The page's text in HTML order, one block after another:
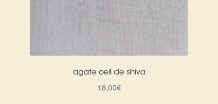
agate oeil de shiva
18,00€